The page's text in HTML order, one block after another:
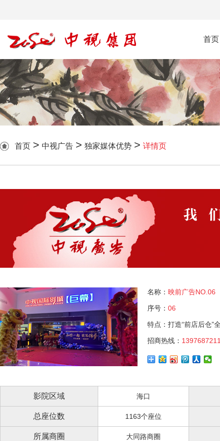
首页
首页 > 中视广告 > 独家媒体优势 > 详情页
名称： 映前广告NO.06
序号： 06
特点：打造“前店后仓”
招商热线：
影院区域 海口
总座位数 1163个座位
所属商圈 大同路商圈